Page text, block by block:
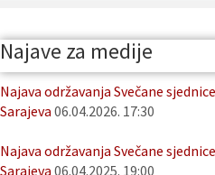
Najave za medije
Najava održavanja Svečane
Sarajeva 06.04.2026. 17:30
Najava održavanja Svečane
Sarajeva 06.04.2025. 19:00